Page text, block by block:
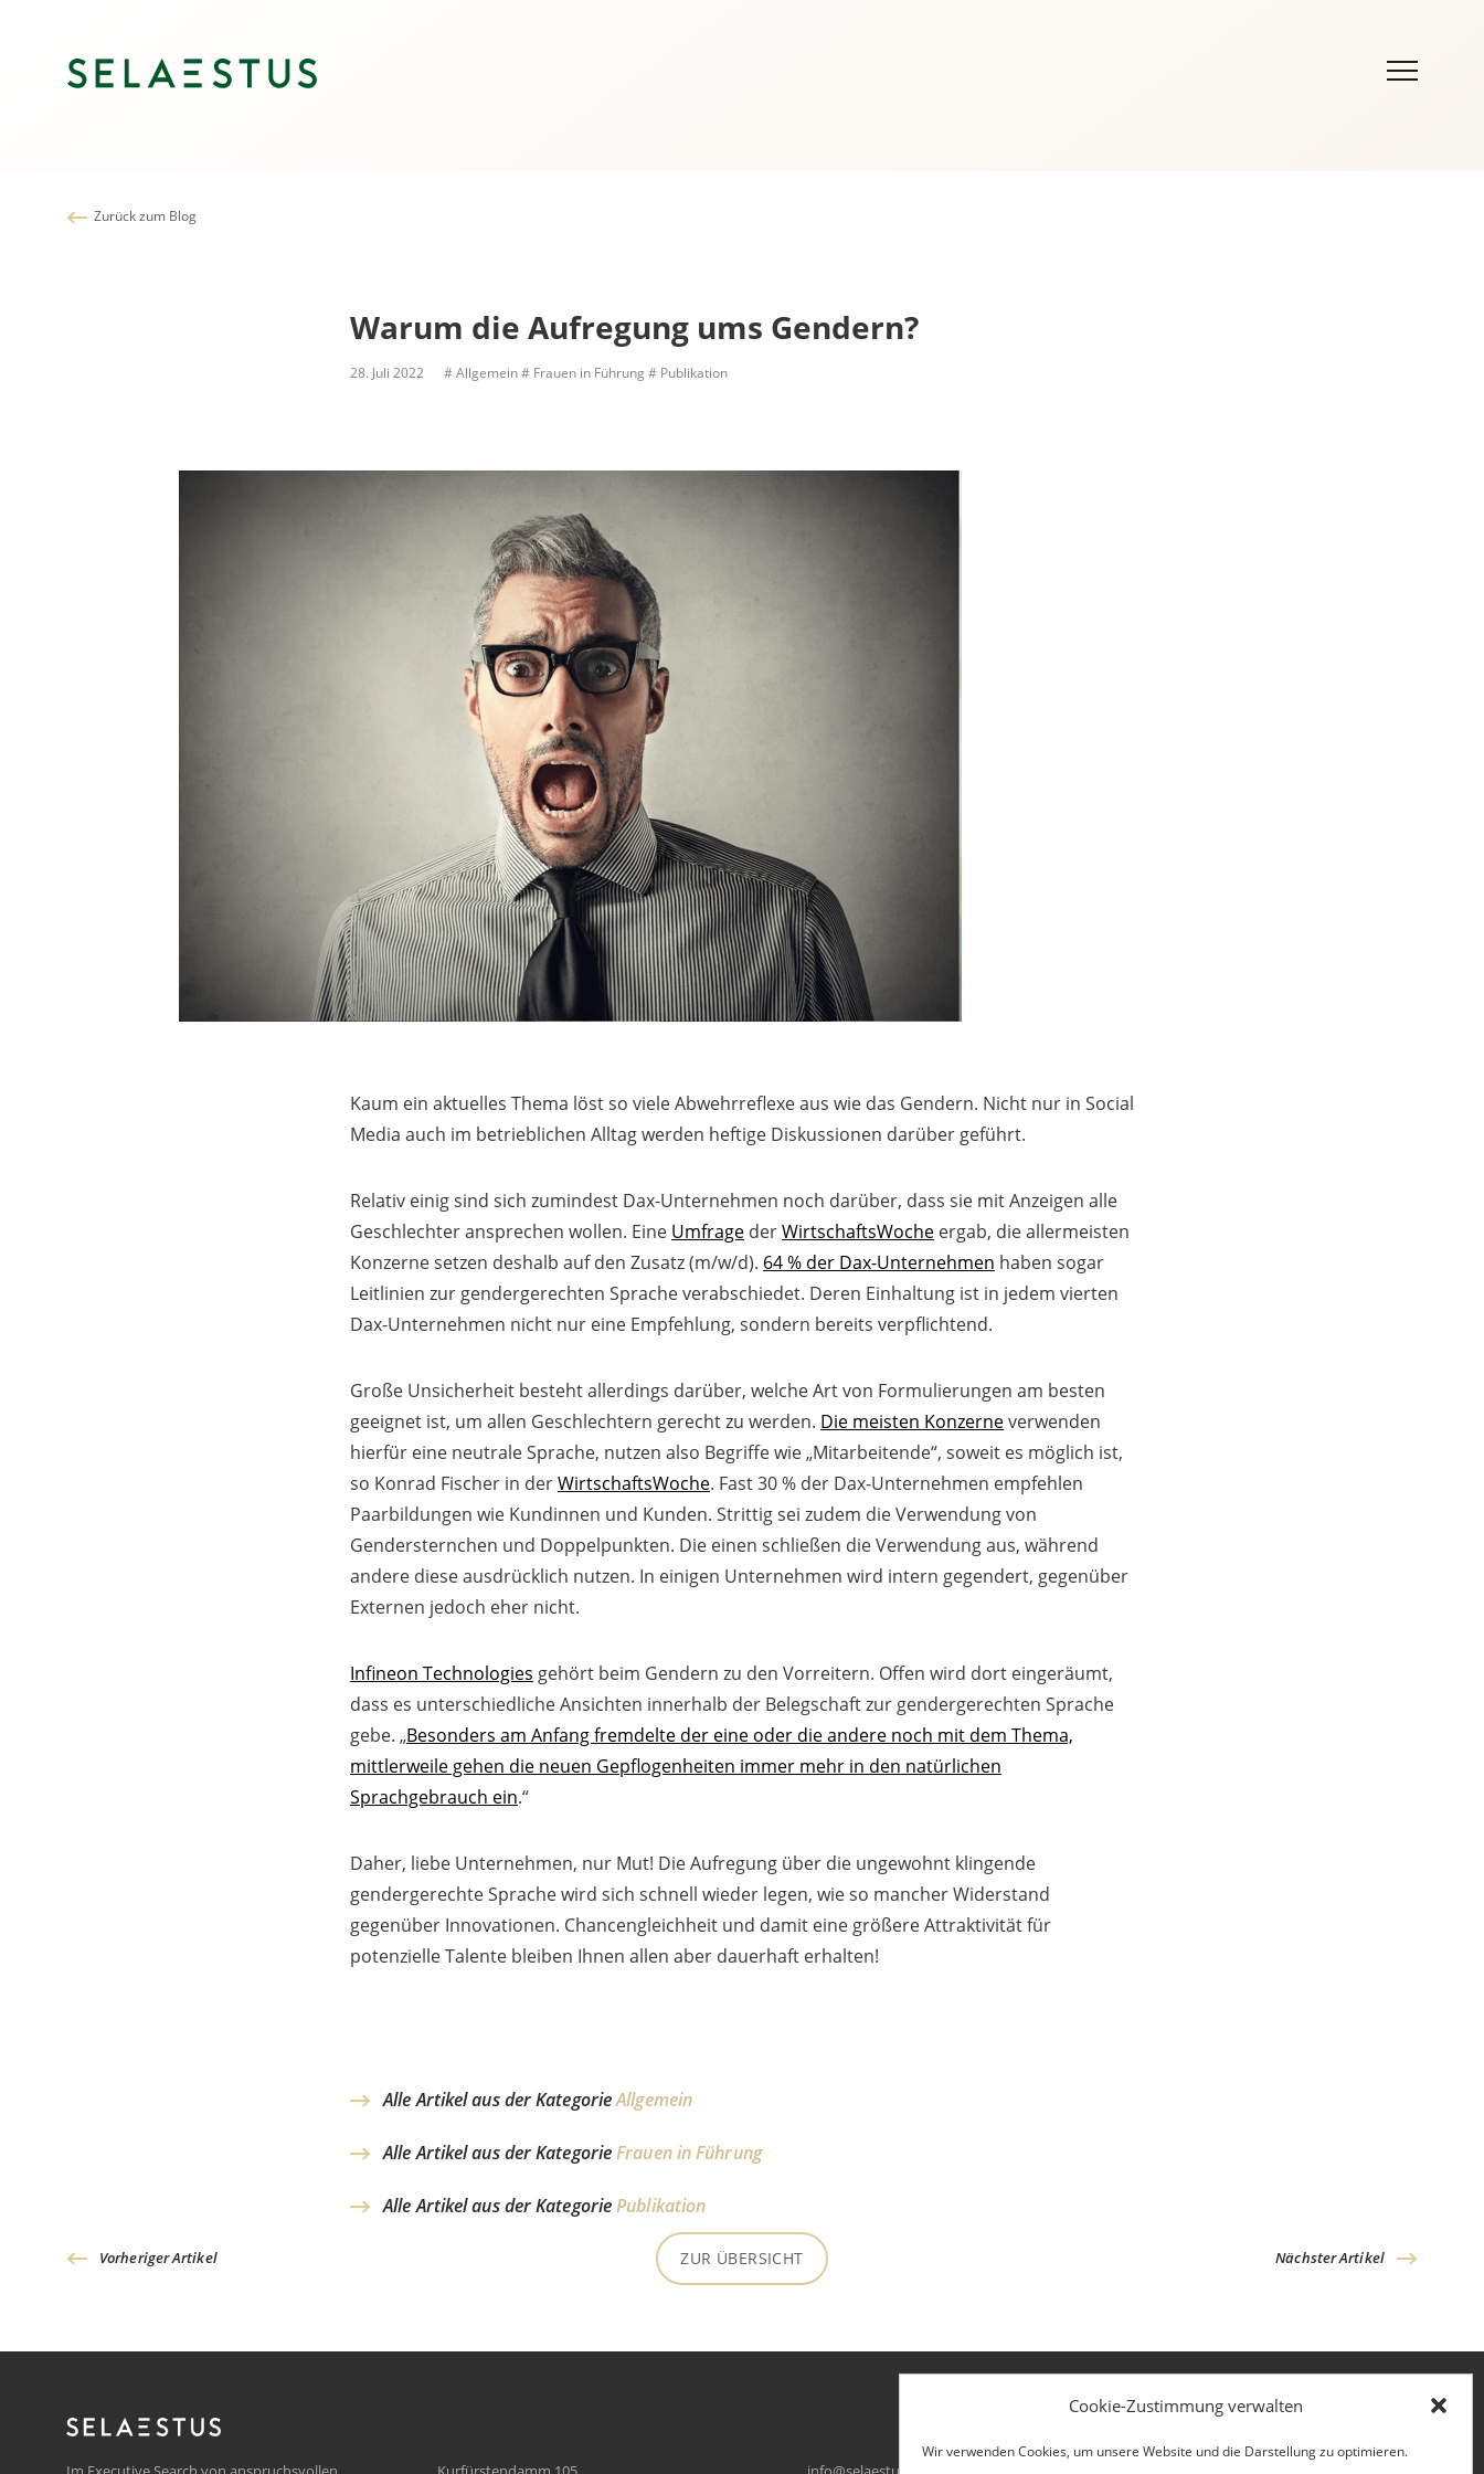
Cookie-Zustimmung verwalten
Wir verwenden Cookies, um unsere Website und die Darstellung zu optimieren.
Zurück zum Blog
Warum die Aufregung ums Gendern?
28. Juli 2022 # Allgemein# Frauen in Führung # Publikation
Kaum ein aktuelles Thema löst so viele Abwehrreflexe aus wie das Gendern. Nicht nur in Social
Media auch im betrieblichen Alltag werden heftige Diskussionen darüber geführt.
Relativ einig sind sich zumindest Dax-Unternehmen noch darüber, dass sie mit Anzeigen alle
Geschlechter ansprechen wollen. Eine Umfrage derWirtschaftsWoche ergab, die allermeisten
Konzerne setzen deshalb auf den Zusatz (m/w/d). 64 % der Dax-Unternehmen haben sogar
Leitlinien zur gendergerechten Sprache verabschiedet. Deren Einhaltung ist in jedem vierten
Dax-Unternehmen nicht nur eine Empfehlung, sondern bereits verpflichtend.
Große Unsicherheit besteht allerdings darüber, welche Art von Formulierungen am besten
geeignet ist, um allen Geschlechtern gerecht zu werden. Die meisten Konzerneverwenden
hierfür eine neutrale Sprache, nutzen also Begriffe wie „Mitarbeitende“, soweit es möglich ist,
so Konrad Fischer in derWirtschaftsWoche. Fast 30 % der Dax-Unternehmen empfehlen
Paarbildungen wie Kundinnen und Kunden. Strittig sei zudem die Verwendung von
Gendersternchen und Doppelpunkten. Die einen schließen die Verwendung aus, während
andere diese ausdrücklich nutzen. In einigen Unternehmen wird intern gegendert, gegenüber
Externen jedoch eher nicht.
Infineon Technologies gehört beim Gendern zu den Vorreitern. Offen wird dort eingeräumt,
dass es unterschiedliche Ansichten innerhalb der Belegschaft zur gendergerechten Sprache
gebe. „Besonders am Anfang fremdelte der eine oder die andere noch mit dem Thema,
mittlerweile gehen die neuen Gepflogenheiten immer mehr in den natürlichen
Sprachgebrauch ein.“
Daher, liebe Unternehmen, nur Mut! Die Aufregung über die ungewohnt klingende
gendergerechte Sprache wird sich schnell wieder legen, wie so mancher Widerstand
gegenüber Innovationen. Chancengleichheit und damit eine größere Attraktivität für
potenzielle Talente bleiben Ihnen allen aber dauerhaft erhalten!
Alle Artikel aus der KategorieAllgemein
Alle Artikel aus der KategorieFrauen in Führung
Alle Artikel aus der KategoriePublikation
Vorheriger Artikel ZUR ÜBERSICHT Nächster Artikel